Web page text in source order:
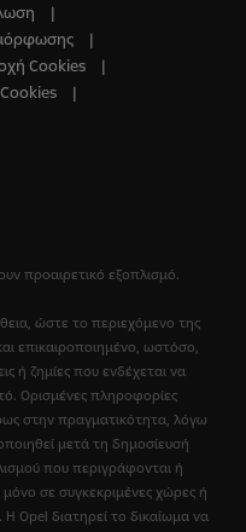
Cookies
προαιρετικό εξοπλισμό.
ώστε το περιεχόμενο της
επικαιροποιημένο, ωστόσο,
ή ζημίες που ενδέχεται να
Ορισμένες πληροφορίες
στην πραγματικότητα, λόγω
μετά τη δημοσίευσή
που περιγράφονται ή
μόνο σε συγκεκριμένες χώρες ή
Opel διατηρεί το δικαίωμα να